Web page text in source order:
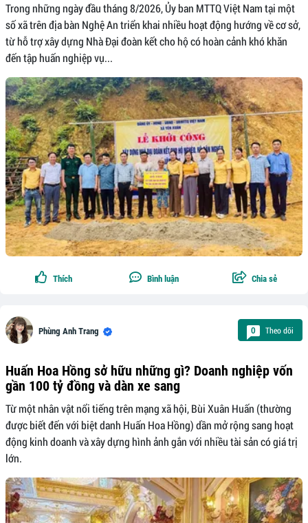
Trong những ngày đầu tháng 8/2026, Ủy ban MTTQ Việt Nam tại một
số xã trên địa bàn Nghệ An triển khai nhiều hoạt động hướng về cơ sở,
từ hỗ trợ xây dựng Nhà Đại đoàn kết cho hộ có hoàn cảnh khó khăn
đến tập huấn nghiệp vụ...
Thích Bình luận Chia sẻ
Phùng Anh Trang 0 Theo dõi
Huấn Hoa Hồng sở hữu những gì? Doanh nghiệp vốn
gần 100 tỷ đồng và dàn xe sang
Từ một nhân vật nổi tiếng trên mạng xã hội, Bùi Xuân Huấn (thường
được biết đến với biệt danh Huấn Hoa Hồng) dần mở rộng sang hoạt
động kinh doanh và xây dựng hình ảnh gắn với nhiều tài sản có giá trị
lớn.